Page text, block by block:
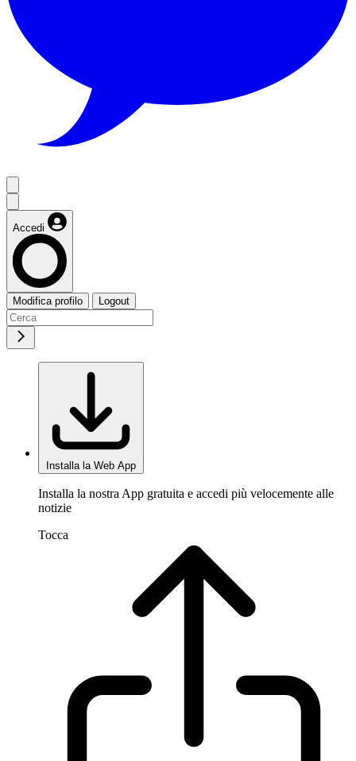
Accedi
Modifica profilo Logout
Installa la Web App
Installa la nostra App gratuita e accedi più velocemente alle
notizie
Tocca